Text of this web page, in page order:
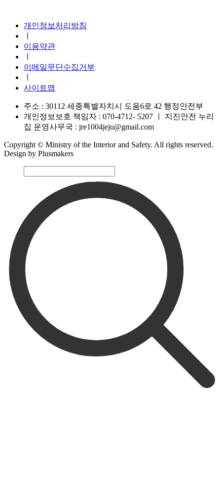
개인정보처리방침
이용약관
이메일무단수집거부
사이트맵
주소 : 30112 세종특별자치시 도움6로 42 행정안전부
개인정보보호 책임자 : 070-4712- 5207
지진안전 누리
집 운영사무국 : jre1004jeju@gmail.com
Copyright © Ministry of the Interior and Safety. All rights reserved.
Design by Plusmakers